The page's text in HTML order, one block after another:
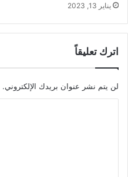
يناير 13, 2023
اترك تعليقاً
لن يتم نشر عنوان بريدك الإلكتروني.